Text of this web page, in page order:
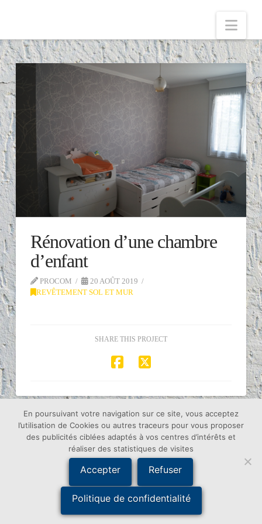
Rénovation d’une chambre
d’enfant
PROCOM
20 AOÛT 2019
REVÊTEMENT SOL ET MUR
SHARE THIS PROJECT
ACCUEIL
PEINTURE DÉCORATIVE
RAVALEMENT DE FAÇADE
TRAITEMENT DE TOITURE
RÉALISATIONS
© 2018 - Création Procom Probureau - 85120 La Tardière -
En poursuivant votre navigation sur ce site, vous acceptez
l’utilisation de Cookies ou autres traceurs pour vous proposer
des publicités ciblées adaptés à vos centres d’intérêts et
réaliser des statistiques de visites
Accepter Refuser
Politique de confidentialité